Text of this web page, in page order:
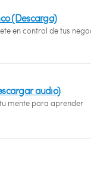
(Descarga)
en control de tus
audio)
mente para aprender